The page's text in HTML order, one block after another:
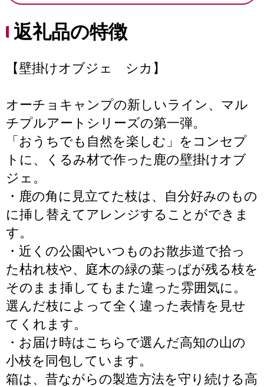
返礼品の特徴
【壁掛けオブジェ シカ】
オーチョキャンプの新しいライン、マル
チプルアートシリーズの第一弾。
「おうちでも自然を楽しむ」をコンセプ
トに、くるみ材で作った鹿の壁掛けオブ
ジェ。
・鹿の角に見立てた枝は、自分好みのもの
に挿し替えてアレンジすることができま
す。
・近くの公園やいつものお散歩道で拾っ
た枯れ枝や、庭木の緑の葉っぱが残る枝を
そのまま挿してもまた違った雰囲気に。
選んだ枝によって全く違った表情を見せ
てくれます。
・お届け時はこちらで選んだ高知の山の
小枝を同包しています。
箱は、昔ながらの製造方法を守り続ける高